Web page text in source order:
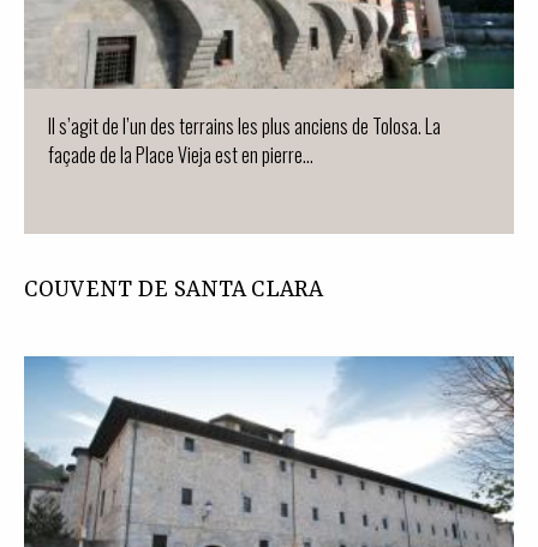
Il s’agit de l’un des terrains les plus anciens de Tolosa. La
façade de la Place Vieja est en pierre…
COUVENT DE SANTA CLARA